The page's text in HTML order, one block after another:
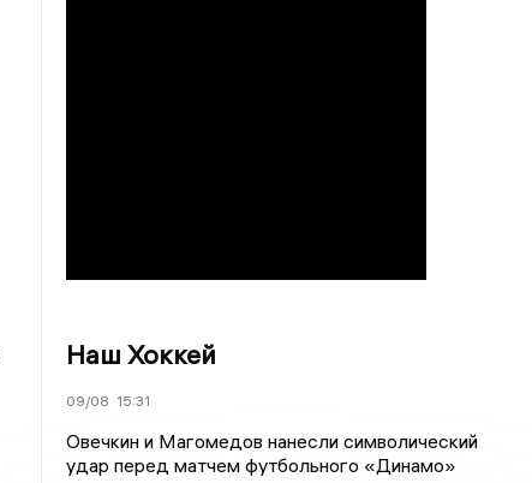
Наш Хоккей
09/08 15:31
Овечкин и Магомедов нанесли символический
удар перед матчем футбольного «Динамо»